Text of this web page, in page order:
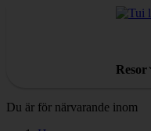
Resor
Du är för närvarande inom